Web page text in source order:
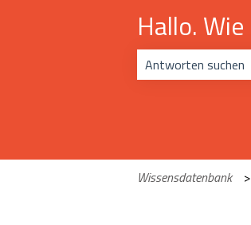
Hallo.
Wissensdatenbank